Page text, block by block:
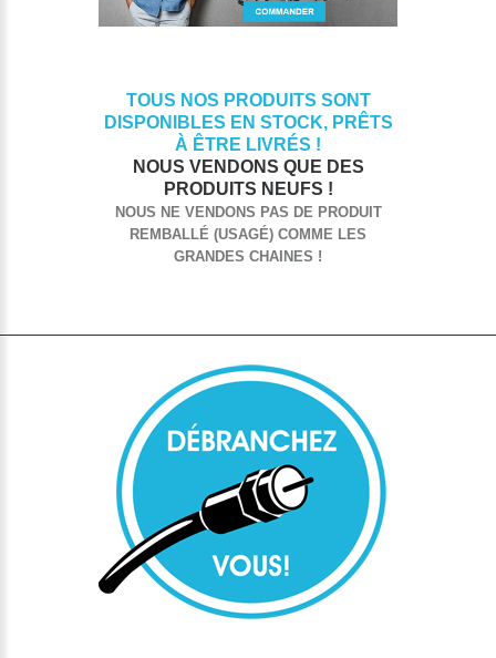
TOUS NOS PRODUITS SONT
DISPONIBLES EN STOCK, PRÊTS
À ÊTRE LIVRÉS !
NOUS VENDONS QUE DES
PRODUITS NEUFS !
NOUS NE VENDONS PAS DE PRODUIT
REMBALLÉ (USAGÉ) COMME LES
GRANDES CHAINES !